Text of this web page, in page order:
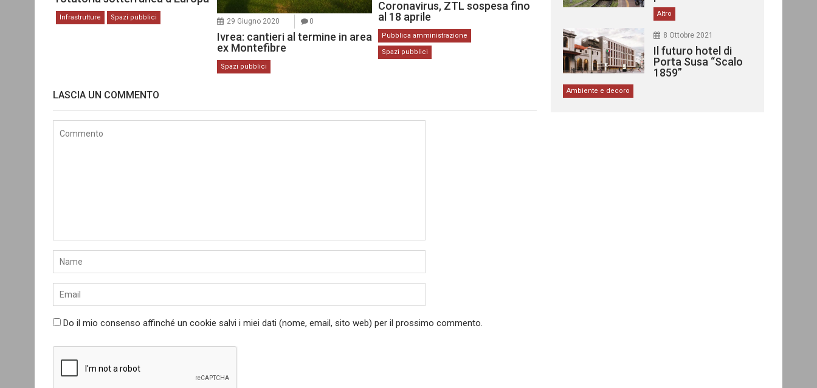
Infrastrutture Spazi pubblici 29 Giugno 2020 0
Ivrea: cantieri al termine in area
ex Montefibre
Spazi pubblici
Coronavirus, ZTL sospesa fino
al 18 aprile
Pubblica amministrazione
Spazi pubblici
LASCIA UN COMMENTO
Do il mio consenso affinché un cookie salvi i miei dati (nome, email, sito web) per il prossimo commento.
Altro
8 Ottobre 2021
Il futuro hotel di
Porta Susa “Scalo
1859”
Ambiente e decoro